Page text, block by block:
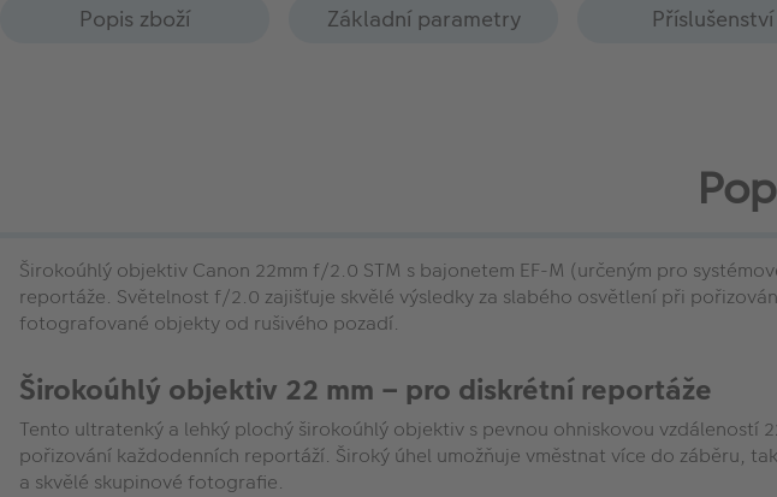
Popis zboží Základní parametry Příslušenství
Širokoúhlý objektiv Canon 22mm f/2.0 STM s bajonetem EF-M (určeným pro
reportáže. Světelnost f/2.0 zajišťuje skvělé výsledky za slabého osvětlení při
fotografované objekty od rušivého pozadí.
Širokoúhlý objektiv 22 mm – pro diskrétní reportáže
Tento ultratenký a lehký plochý širokoúhlý objektiv s pevnou ohniskovou
pořizování každodenních reportáží. Široký úhel umožňuje vměstnat více do záběru,
a skvělé skupinové fotografie.